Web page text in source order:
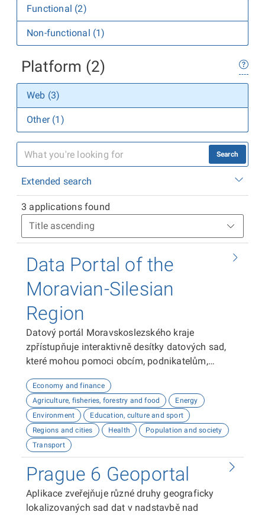
Functional (2)
Non-functional (1)
Platform (2)
Web (3)
Other (1)
Search
Extended search
3 applications found
Data Portal of the
Moravian-Silesian
Region
Datový portál Moravskoslezského kraje
zpřístupňuje interaktivně desítky datových sad,
které mohou pomoci obcím, podnikatelům,
plánovat, inovovat a poznávat náš kraj. Uživatelé
zde najdou informace o demografii, dopravě,
školství, životním prostředí, kultuře nebo třeba
potenciálu pro fotovoltaiku.
Economy and finance
Agriculture, fisheries, forestry and food
Energy
Environment
Education, culture and sport
Regions and cities
Health
Population and society
Transport
Prague 6 Geoportal
Aplikace zveřejňuje různé druhy geograficky
lokalizovaných sad dat v nadstavbě nad